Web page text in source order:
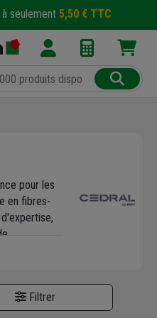
à seulement 5,50 € TTC
pour les
en fibres-
Cedral,
Filtrer